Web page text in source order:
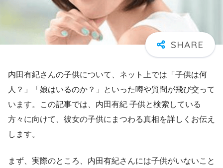
内田有紀さんの子供について、ネット上では「子供は何
人？」「娘はいるのか？」といった噂や質問が飛び交って
います。この記事では、内田有紀 子供と検索している
方々に向けて、彼女の子供にまつわる真相を詳しくお伝え
します。
まず、実際のところ、内田有紀さんには子供がいないこと